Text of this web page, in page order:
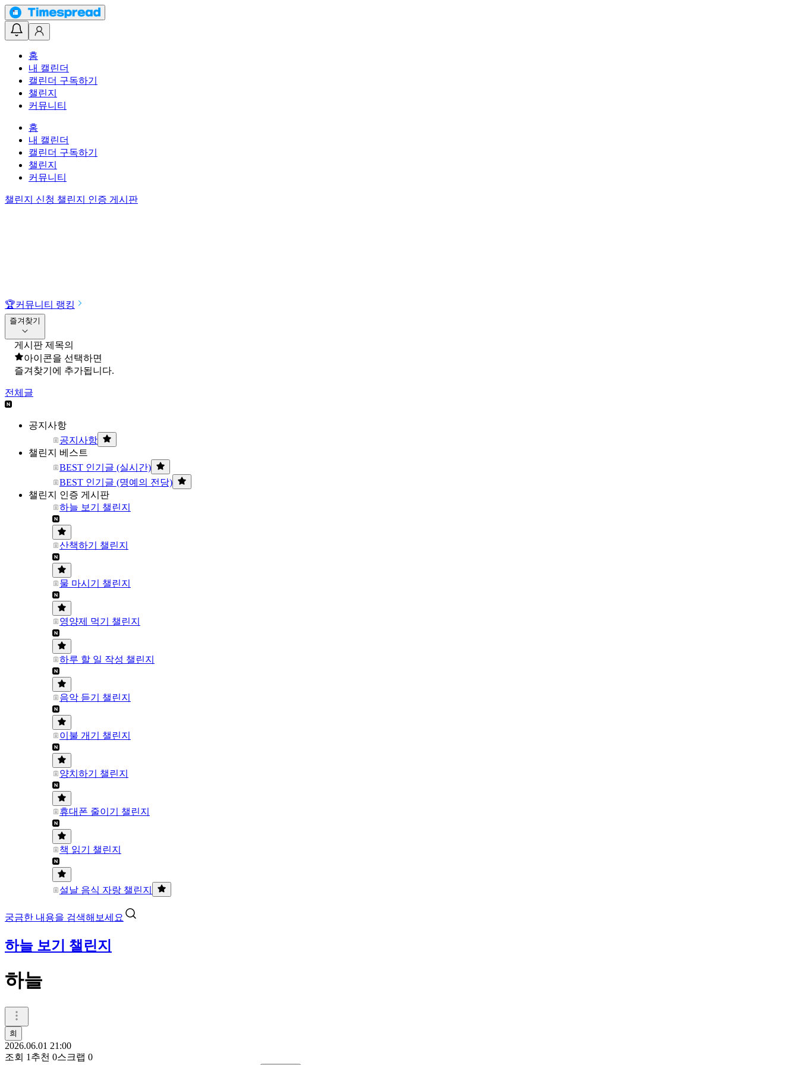
홈
내 캘린더
캘린더 구독하기
챌린지
커뮤니티
홈
내 캘린더
캘린더 구독하기
챌린지
커뮤니티
챌린지 신청 챌린지 인증 게시판
🏆커뮤니티 랭킹
즐겨찾기
게시판 제목의
아이콘을 선택하면
즐겨찾기에 추가됩니다.
전체글
공지사항
공지사항
챌린지 베스트
BEST 인기글 (실시간)
BEST 인기글 (명예의 전당)
챌린지 인증 게시판
하늘 보기 챌린지
산책하기 챌린지
물 마시기 챌린지
영양제 먹기 챌린지
하루 할 일 작성 챌린지
음악 듣기 챌린지
이불 개기 챌린지
양치하기 챌린지
휴대폰 줄이기 챌린지
책 읽기 챌린지
설날 음식 자랑 챌린지
궁금한 내용을 검색해보세요
하늘 보기 챌린지
하늘
희
2026.06.01 21:00
조회 1 추천 0스크랩 0